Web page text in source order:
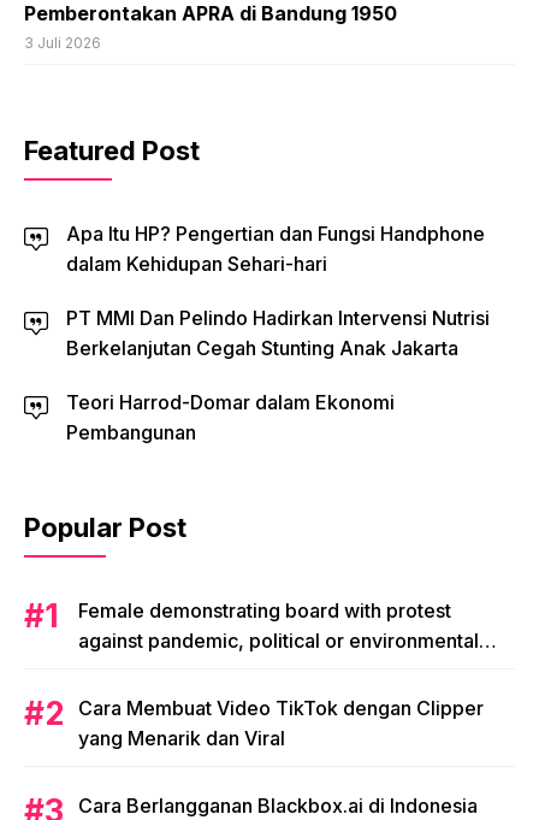
Pemberontakan APRA di Bandung 1950
3 Juli 2026
Featured Post
Apa Itu HP? Pengertian dan Fungsi Handphone
dalam Kehidupan Sehari-hari
PT MMI Dan Pelindo Hadirkan Intervensi Nutrisi
Berkelanjutan Cegah Stunting Anak Jakarta
Teori Harrod-Domar dalam Ekonomi
Pembangunan
Popular Post
Female demonstrating board with protest
against pandemic, political or environmental
Cara Membuat Video TikTok dengan Clipper
yang Menarik dan Viral
Cara Berlangganan Blackbox.ai di Indonesia